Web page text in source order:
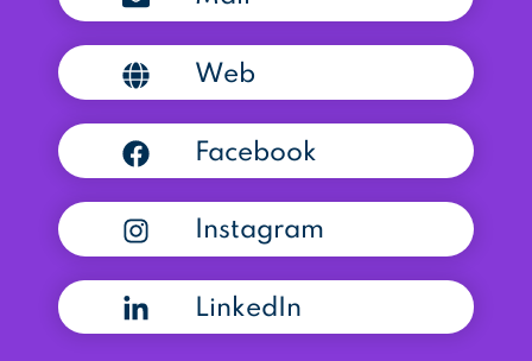
Web
Facebook
Instagram
LinkedIn